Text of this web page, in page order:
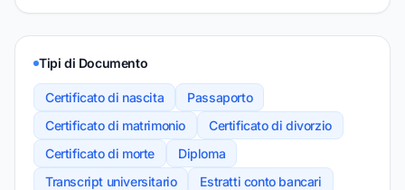
Tipi di Documento
Certificato di nascita
Passaporto
Certificato di matrimonio
Certificato di divorzio
Certificato di morte
Diploma
Transcript universitario
Estratti conto bancari